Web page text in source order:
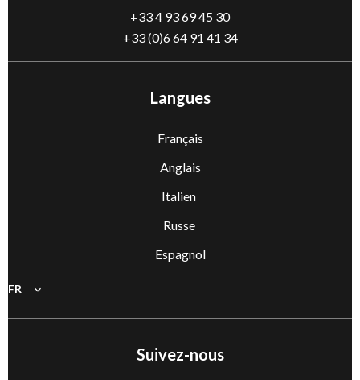
+33 4 93 69 45 30
+33 (0)6 64 91 41 34
Langues
Français
Anglais
Italien
Russe
Espagnol
FR
Suivez-nous